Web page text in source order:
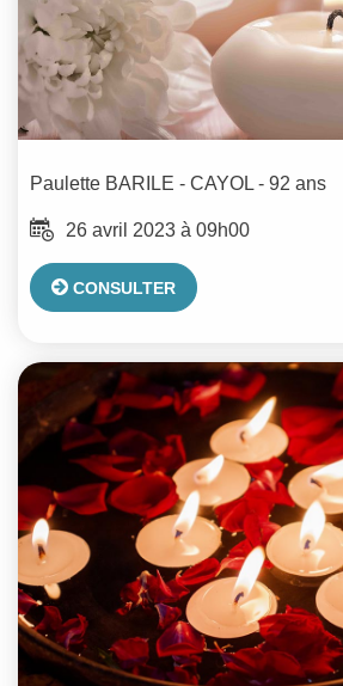
Paulette BARILE - CAYOL - 92 ans
26 avril 2023 à 09h00
CONSULTER